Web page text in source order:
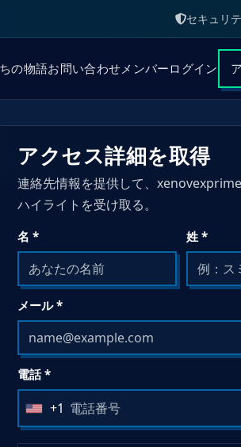
セキュリ
の物語お問い合わせメンバーログイン
アクセス詳細を取得
連絡先情報を提供して、
ハイライトを受け取る。
名 * 姓 *
メール *
電話 *
U
n
+1